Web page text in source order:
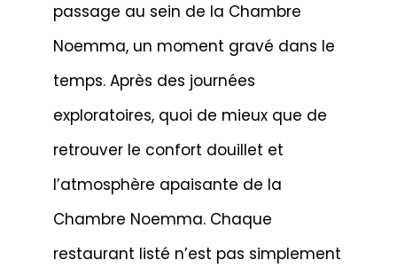
passage au sein de la Chambre
Noemma, un moment gravé dans le
temps. Après des journées
exploratoires, quoi de mieux que de
retrouver le confort douillet et
l’atmosphère apaisante de la
Chambre Noemma. Chaque
restaurant listé n’est pas simplement